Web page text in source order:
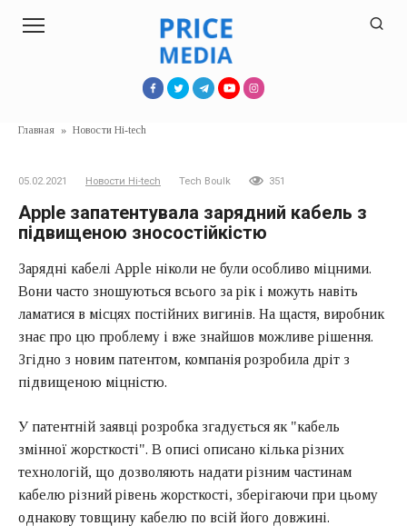
Главная » Новости Hi-tech
05.02.2021 Новости Hi-tech Tech Boulk 351
Apple запатентувала зарядний кабель з
підвищеною зносостійкістю
Зарядні кабелі Apple ніколи не були особливо міцними.
Вони часто зношуються всього за рік і можуть навіть
ламатися в місцях постійних вигинів. На щастя, виробник
знає про цю проблему і вже знайшов можливе рішення.
Згідно з новим патентом, компанія розробила дріт з
підвищеною міцністю.
У патентній заявці розробка згадується як "кабель
змінної жорсткості". В описі описано кілька різних
технологій, що дозволяють надати різним частинам
кабелю різний рівень жорсткості, зберігаючи при цьому
однакову товщину кабелю по всій його довжині.